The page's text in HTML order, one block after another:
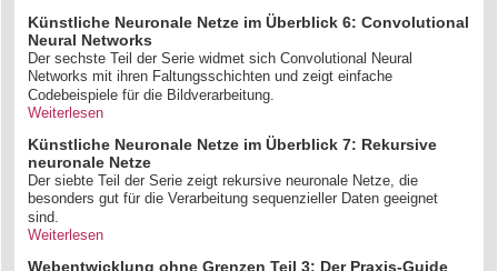
Künstliche Neuronale Netze im Überblick 6: Convolutional
Neural Networks
Der sechste Teil der Serie widmet sich Convolutional Neural
Networks mit ihren Faltungsschichten und zeigt einfache
Codebeispiele für die Bildverarbeitung.
Weiterlesen
Künstliche Neuronale Netze im Überblick 7: Rekursive
neuronale Netze
Der siebte Teil der Serie zeigt rekursive neuronale Netze, die
besonders gut für die Verarbeitung sequenzieller Daten geeignet
sind.
Weiterlesen
Webentwicklung ohne Grenzen Teil 3: Der Praxis-Guide